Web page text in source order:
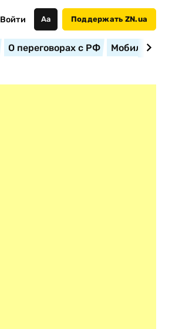
Войти Аа Поддержать ZN.ua
О переговорах с РФ